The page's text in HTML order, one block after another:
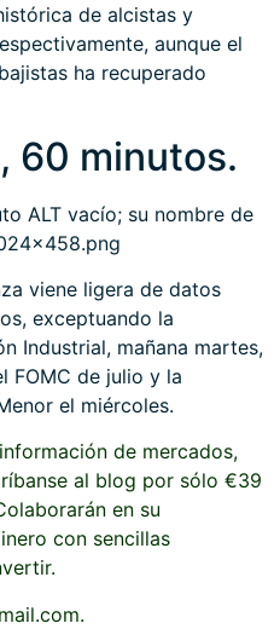
de alcistas y
aunque el
ha recuperado
60 minutos.
viene ligera de datos
exceptuando la
Industrial, mañana martes,
FOMC de julio y la
el miércoles.
de mercados,
al blog por sólo €39
en su
con sencillas